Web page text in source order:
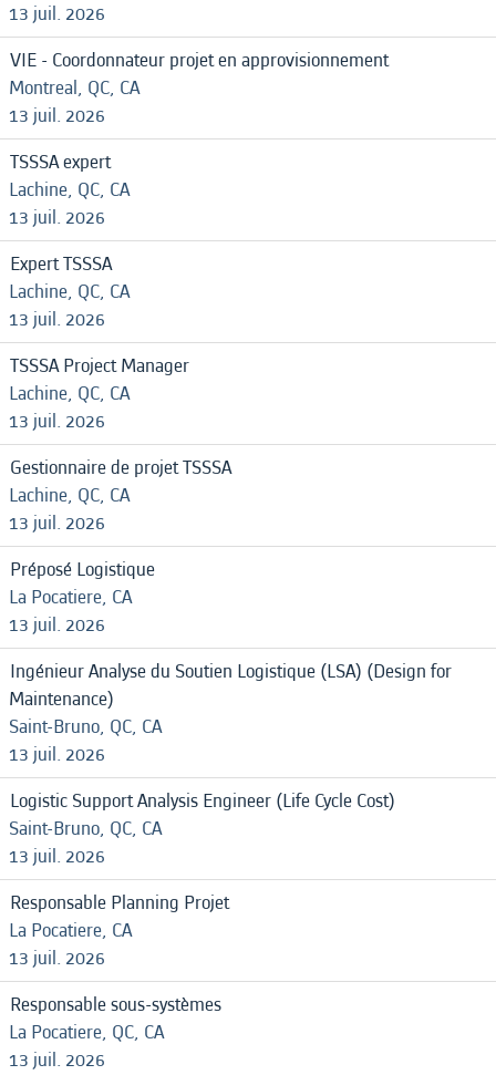
13 juil. 2026
VIE - Coordonnateur projet en approvisionnement
Montreal, QC, CA
13 juil. 2026
TSSSA expert
Lachine, QC, CA
13 juil. 2026
Expert TSSSA
Lachine, QC, CA
13 juil. 2026
TSSSA Project Manager
Lachine, QC, CA
13 juil. 2026
Gestionnaire de projet TSSSA
Lachine, QC, CA
13 juil. 2026
Préposé Logistique
La Pocatiere, CA
13 juil. 2026
Ingénieur Analyse du Soutien Logistique (LSA) (Design for
Maintenance)
Saint-Bruno, QC, CA
13 juil. 2026
Logistic Support Analysis Engineer (Life Cycle Cost)
Saint-Bruno, QC, CA
13 juil. 2026
Responsable Planning Projet
La Pocatiere, CA
13 juil. 2026
Responsable sous-systèmes
La Pocatiere, QC, CA
13 juil. 2026